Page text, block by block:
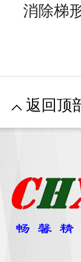
消除梯
返回顶